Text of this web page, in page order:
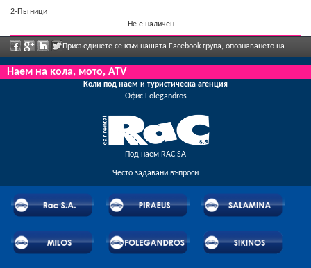
2-Пътници
Не е наличен
Присъединете се към нашата Facebook група, опознаването на
персонала, моля, изпратете ни обратна информация и да се насладите редовно
рекламираните отстъпки и предложения.
Наем на кола, мото, ATV
Коли под наем и туристическа агенция
Oфис Folegandros
Под наем RAC SA
Често задавани въпроси